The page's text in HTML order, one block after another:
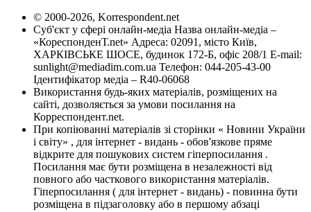
© 2000-2026, Korrespondent.net
Суб'єкт у сфері онлайн-медіа Назва онлайн-медіа –
«КореспонденТ.net» Адреса: 02091, місто Київ,
ХАРКІВСЬКЕ ШОСЕ, будинок 172-Б, офіс 208/1 E-mail:
sunlight@mediadim.com.ua Телефон: 044-205-43-00
Ідентифікатор медіа – R40-06068
Використання будь-яких матеріалів, розміщених на
сайті, дозволяється за умови посилання на
Корреспондент.net.
При копіюванні матеріалів зі сторінки « Новини України
і світу» , для інтернет - видань - обов'язкове пряме
відкрите для пошукових систем гіперпосилання .
Посилання має бути розміщена в незалежності від
повного або часткового використання матеріалів.
Гіперпосилання ( для інтернет - видань) - повинна бути
розміщена в підзаголовку або в першому абзаці